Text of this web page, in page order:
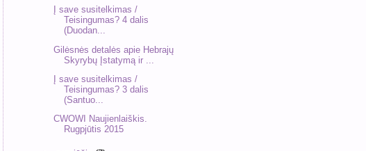
Į save susitelkimas /
Teisingumas? 4 dalis
(Duodan...
Gilėsnės detalės apie Hebrajų
Skyrybų Įstatymą ir ...
Į save susitelkimas /
Teisingumas? 3 dalis
(Santuo...
CWOWI Naujienlaiškis.
Rugpjūtis 2015